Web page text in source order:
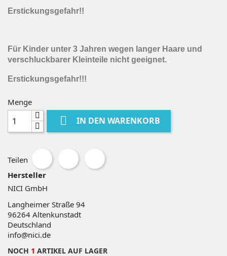
Erstickungsgefahr!!
Für Kinder unter 3 Jahren wegen langer Haare und
verschluckbarer Kleinteile nicht geeignet.
Erstickungsgefahr!!!
Menge
 IN DEN WARENKORB
Teilen
Hersteller
NICI GmbH
Langheimer Straße 94
96264 Altenkunstadt
Deutschland
info@nici.de
NOCH 1 ARTIKEL AUF LAGER